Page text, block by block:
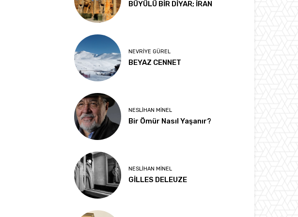
BÜYÜLÜ BİR DİYAR; İRAN
NEVRIYE GÜREL
BEYAZ CENNET
NESLIHAN MINEL
Bir Ömür Nasıl Yaşanır?
NESLIHAN MINEL
GİLLES DELEUZE